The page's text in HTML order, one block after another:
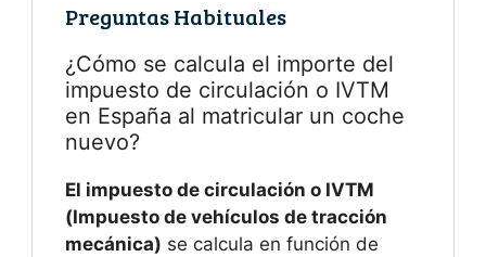
Preguntas Habituales
¿Cómo se calcula el importe del
impuesto de circulación o IVTM
en España al matricular un coche
nuevo?
El impuesto de circulación o IVTM
(Impuesto de vehículos de tracción
mecánica) se calcula en función de